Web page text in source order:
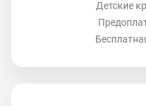
Детские